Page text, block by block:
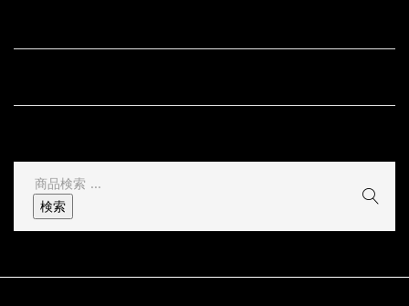
検
索
結
検索